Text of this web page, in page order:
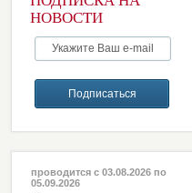
НОВОСТИ
проводится с 03.08.2026 по
05.09.2026